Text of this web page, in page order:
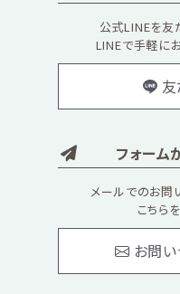
公式LINEを友
LINEで手軽に
フォーム
メールでのお問
こちら
お問